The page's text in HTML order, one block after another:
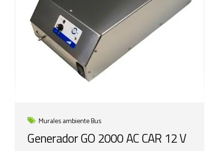
Murales ambiente Bus
Generador GO 2000 AC CAR 12 V